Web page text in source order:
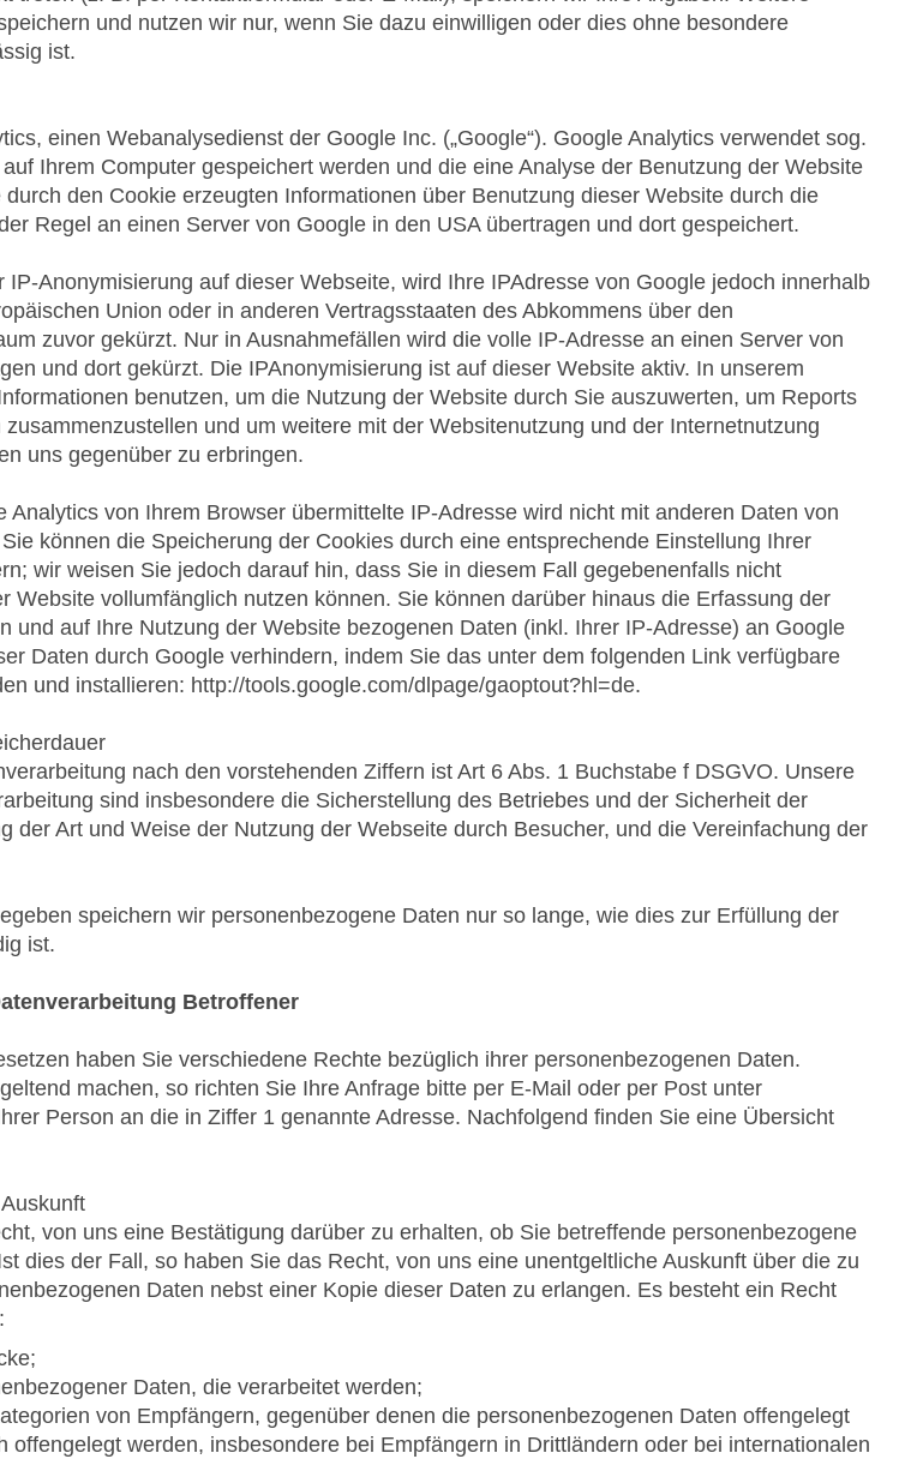
und nutzen wir nur, wenn Sie dazu einwilligen oder dies ohne besondere
ist.
einen Webanalysedienst der Google Inc. („Google“). Google Analytics verwendet sog.
auf Ihrem Computer gespeichert werden und die eine Analyse der Benutzung der Website
den Cookie erzeugten Informationen über Benutzung dieser Website durch die
Regel an einen Server von Google in den USA übertragen und dort gespeichert.
IP-Anonymisierung auf dieser Webseite, wird Ihre IPAdresse von Google jedoch innerhalb
Union oder in anderen Vertragsstaaten des Abkommens über den
zuvor gekürzt. Nur in Ausnahmefällen wird die volle IP-Adresse an einen Server von
und dort gekürzt. Die IPAnonymisierung ist auf dieser Website aktiv. In unserem
benutzen, um die Nutzung der Website durch Sie auszuwerten, um Reports
und um weitere mit der Websitenutzung und der Internetnutzung
uns gegenüber zu erbringen.
Analytics von Ihrem Browser übermittelte IP-Adresse wird nicht mit anderen Daten von
können die Speicherung der Cookies durch eine entsprechende Einstellung Ihrer
wir weisen Sie jedoch darauf hin, dass Sie in diesem Fall gegebenenfalls nicht
Website vollumfänglich nutzen können. Sie können darüber hinaus die Erfassung der
und auf Ihre Nutzung der Website bezogenen Daten (inkl. Ihrer IP-Adresse) an Google
Daten durch Google verhindern, indem Sie das unter dem folgenden Link verfügbare
und installieren: http://tools.google.com/dlpage/gaoptout?hl=de.
nach den vorstehenden Ziffern ist Art 6 Abs. 1 Buchstabe f DSGVO. Unsere
sind insbesondere die Sicherstellung des Betriebes und der Sicherheit der
der Art und Weise der Nutzung der Webseite durch Besucher, und die Vereinfachung der
speichern wir personenbezogene Daten nur so lange, wie dies zur Erfüllung der
ist.
Betroffener
haben Sie verschiedene Rechte bezüglich ihrer personenbezogenen Daten.
machen, so richten Sie Ihre Anfrage bitte per E-Mail oder per Post unter
Person an die in Ziffer 1 genannte Adresse. Nachfolgend finden Sie eine Übersicht
von uns eine Bestätigung darüber zu erhalten, ob Sie betreffende personenbezogene
dies der Fall, so haben Sie das Recht, von uns eine unentgeltliche Auskunft über die zu
Daten nebst einer Kopie dieser Daten zu erlangen. Es besteht ein Recht
Daten, die verarbeitet werden;
von Empfängern, gegenüber denen die personenbezogenen Daten offengelegt
offengelegt werden, insbesondere bei Empfängern in Drittländern oder bei internationalen